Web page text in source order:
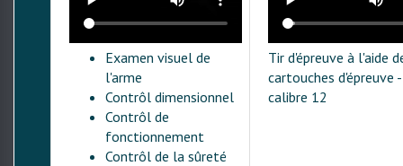
Examen visuel de
l'arme
Contrôl dimensionnel
Contrôl de
fonctionnement
Contrôl de la sûreté
Tir d'épreuve à l'aide
cartouches d'épreuve -
calibre 12